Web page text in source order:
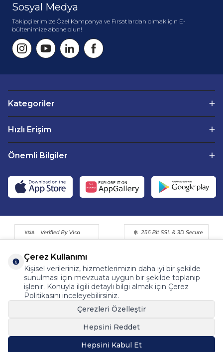
Sosyal Medya
Takipçilerimize Özel Kampanya ve Fırsatlardan olmak için E-
bültenimize abone olun!
Kategoriler
Hızlı Erişim
Önemli Bilgiler
©2015 - 2025 Tüm Hakkı Saklıdır. Fermentemutfagim.com
Dijital Pazarlama Partneri | Tohum Medya™
Çerez Kullanımı
Kişisel verileriniz, hizmetlerimizin daha iyi bir şekilde
sunulması için mevzuata uygun bir şekilde toplanıp
işlenir. Konuyla ilgili detaylı bilgi almak için Çerez
Politikasını inceleyebilirsiniz.
Çerezleri Özelleştir
Hepsini Reddet
Hepsini Kabul Et